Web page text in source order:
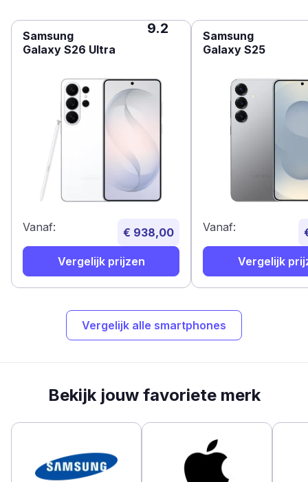
Samsung
Galaxy S26 Ultra
9.2
Vanaf: € 938,00
Vergelijk prijzen
Samsung
Galaxy S25
Vanaf:
Vergelijk
Vergelijk alle smartphones
Bekijk jouw favoriete merk